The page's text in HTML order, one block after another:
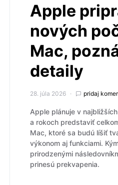
Apple
nových
Mac,
detaily
28. júla 2026 pridaj
Apple plánuje v
a rokoch predstaviť
Mac, ktoré sa budú líšiť
výkonom aj funkciami.
prirodzenými
prinesú prekvapenia.